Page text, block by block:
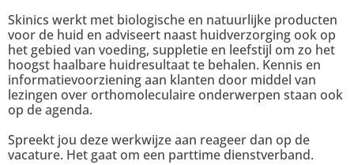
Skinics werkt met biologische en natuurlijke producten
voor de huid en adviseert naast huidverzorging ook op
het gebied van voeding, suppletie en leefstijl om zo het
hoogst haalbare huidresultaat te behalen. Kennis en
informatievoorziening aan klanten door middel van
lezingen over orthomoleculaire onderwerpen staan ook
op de agenda.
Spreekt jou deze werkwijze aan reageer dan op de
vacature. Het gaat om een parttime dienstverband.